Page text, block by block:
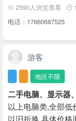
2590人浏览查看
电话：17660687525
游客
地区不限
以上电脑类,全部